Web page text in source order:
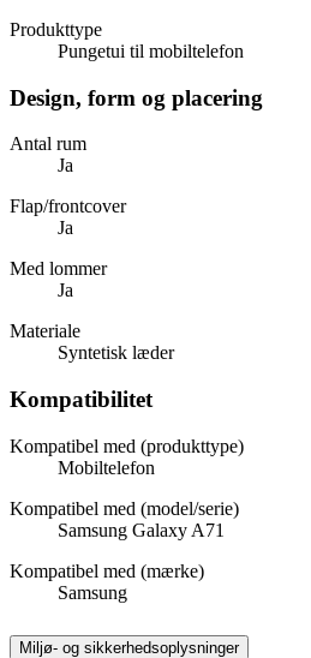
Produkttype
Pungetui til mobiltelefon
Design, form og placering
Antal rum
Ja
Flap/frontcover
Ja
Med lommer
Ja
Materiale
Syntetisk læder
Kompatibilitet
Kompatibel med (produkttype)
Mobiltelefon
Kompatibel med (model/serie)
Samsung Galaxy A71
Kompatibel med (mærke)
Samsung
Miljø- og sikkerhedsoplysninger